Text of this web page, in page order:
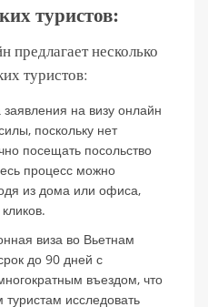
туристов:
предлагает несколько
туристов:
на визу онлайн
поскольку нет
посещать посольство
процесс можно
из дома или офиса,
виза во Вьетнам
до 90 дней с
въездом, что
исследовать